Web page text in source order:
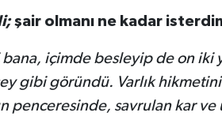
şair olmanı ne kadar
içimde besleyip de on iki
gibi göründü. Varlık
penceresinde, savrulan kar